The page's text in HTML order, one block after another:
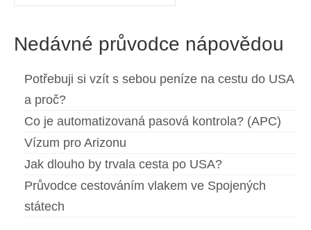
Nedávné průvodce nápovědou
Potřebuji si vzít s sebou peníze na cestu do USA
a proč?
Co je automatizovaná pasová kontrola? (APC)
Vízum pro Arizonu
Jak dlouho by trvala cesta po USA?
Průvodce cestováním vlakem ve Spojených
státech